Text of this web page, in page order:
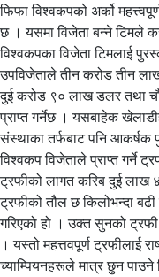
फिफा विश्वकपको अर्को
छ । यसमा विजेता बन्ने टिमले
विश्वकपका विजेता टिमलाई
उपविजेताले तीन करोड तीन
दुई करोड ९० लाख डलर तथा
प्राप्त गर्नेछ । यसबाहेक
संस्थाका तर्फबाट पनि आकर्षक
विश्वकप विजेताले प्राप्त गर्ने
ट्रफीको लागत करिब दुई लाख
ट्रफीको तौल छ किलोभन्दा
गरिएको हो । उक्त सुनको ट्रफी
। यस्तो महत्तवपूर्ण ट्रफीलाई
च्याम्पियनहरूले मात्र छुन